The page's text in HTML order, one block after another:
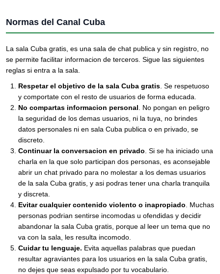
Normas del Canal Cuba
La sala Cuba gratis, es una sala de chat publica y sin registro, no
se permite facilitar informacion de terceros. Sigue las siguientes
reglas si entra a la sala.
Respetar el objetivo de la sala Cuba gratis . Se respetuoso
y comportate con el resto de usuarios de forma educada.
No compartas informacion personal . No pongan en peligro
la seguridad de los demas usuarios, ni la tuya, no brindes
datos personales ni en sala Cuba publica o en privado, se
discreto.
Continuar la conversacion en privado . Si se ha iniciado una
charla en la que solo participan dos personas, es aconsejable
abrir un chat privado para no molestar a los demas usuarios
de la sala Cuba gratis, y asi podras tener una charla tranquila
y discreta.
Evitar cualquier contenido violento o inapropiado . Muchas
personas podrian sentirse incomodas u ofendidas y decidir
abandonar la sala Cuba gratis, porque al leer un tema que no
va con la sala, les resulta incomodo.
Cuidar tu lenguaje. Evita aquellas palabras que puedan
resultar agraviantes para los usuarios en la sala Cuba gratis,
no dejes que seas expulsado por tu vocabulario.